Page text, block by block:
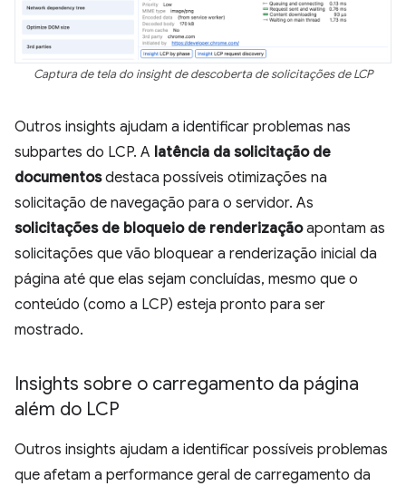
Captura de tela do insight de descoberta de solicitações de LCP
Outros insights ajudam a identificar problemas nas
subpartes do LCP. A latência da solicitação de
documentosdestaca possíveis otimizações na
solicitação de navegação para o servidor. As
solicitações de bloqueio de renderizaçãoapontam as
solicitações que vão bloquear a renderização inicial da
página até que elas sejam concluídas, mesmo que o
conteúdo (como a LCP) esteja pronto para ser
mostrado.
Insights sobre o carregamento da página
além do LCP
Outros insights ajudam a identificar possíveis problemas
que afetam a performance geral de carregamento da